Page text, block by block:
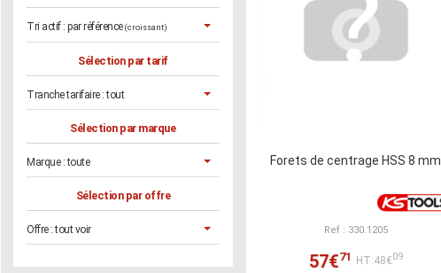
Tri actif : par référence (croissant)
Sélection par tarif
Tranche tarifaire :tout
Sélection par marque
Marque :toute
Sélection par offre
Offre :tout voir
Forets de centrage HSS 8 mm
Ref : 330.1205
57€71 HT:48€09